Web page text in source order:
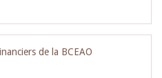
de la BCEAO